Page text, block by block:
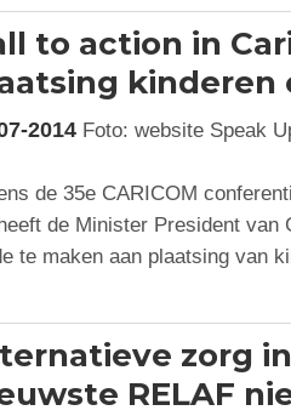
to action in
kinderen
2014Foto: website Speak
de 35e CARICOM
de Minister President van
te maken aan plaatsing van
zorg
RELAF